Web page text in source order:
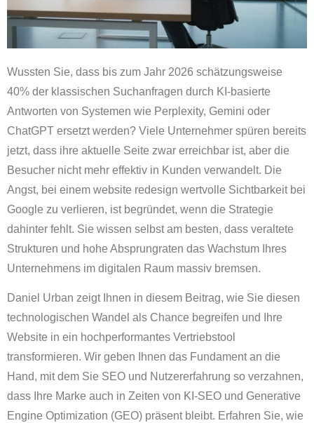
Wussten Sie, dass bis zum Jahr 2026 schätzungsweise
40% der klassischen Suchanfragen durch KI-basierte
Antworten von Systemen wie Perplexity, Gemini oder
ChatGPT ersetzt werden? Viele Unternehmer spüren bereits
jetzt, dass ihre aktuelle Seite zwar erreichbar ist, aber die
Besucher nicht mehr effektiv in Kunden verwandelt. Die
Angst, bei einem website redesign wertvolle Sichtbarkeit bei
Google zu verlieren, ist begründet, wenn die Strategie
dahinter fehlt. Sie wissen selbst am besten, dass veraltete
Strukturen und hohe Absprungraten das Wachstum Ihres
Unternehmens im digitalen Raum massiv bremsen.
Daniel Urban zeigt Ihnen in diesem Beitrag, wie Sie diesen
technologischen Wandel als Chance begreifen und Ihre
Website in ein hochperformantes Vertriebstool
transformieren. Wir geben Ihnen das Fundament an die
Hand, mit dem Sie SEO und Nutzererfahrung so verzahnen,
dass Ihre Marke auch in Zeiten von KI-SEO und Generative
Engine Optimization (GEO) präsent bleibt. Erfahren Sie, wie